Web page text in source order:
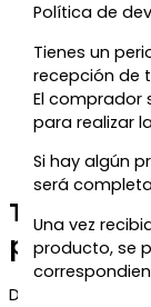
Política de
Tienes un
recepción de
El comprador
para realizar
Si hay algún
será
Una vez
producto, se
Te
para tu
Déjanos tu